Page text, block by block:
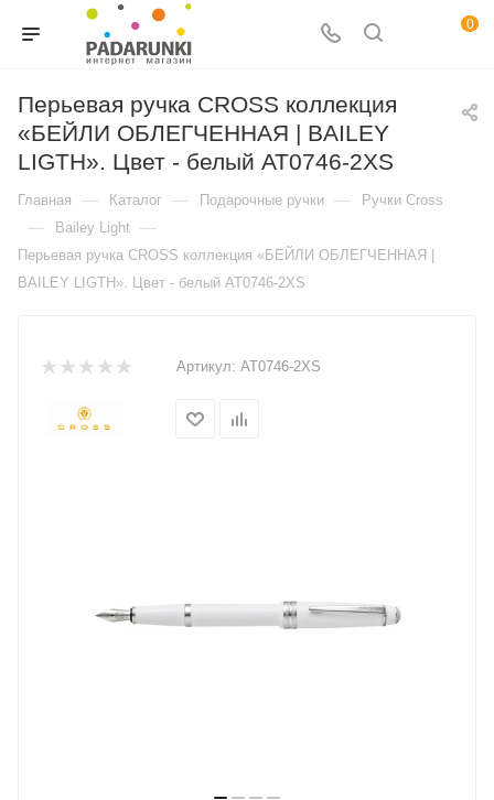
0
Перьевая ручка CROSS коллекция
«БЕЙЛИ ОБЛЕГЧЕННАЯ | BAILEY
LIGTH». Цвет - белый AT0746-2XS
Главная — Каталог — Подарочные ручки — Ручки Cross
— Bailey Light —
Перьевая ручка CROSS коллекция «БЕЙЛИ ОБЛЕГЧЕННАЯ |
BAILEY LIGTH». Цвет - белый AT0746-2XS
Артикул: AT0746-2XS